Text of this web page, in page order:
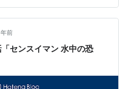
発射。上野はひとたまりもあ
ーカーにKと新條が乗ってパト
前
センスイマン 水中の恐